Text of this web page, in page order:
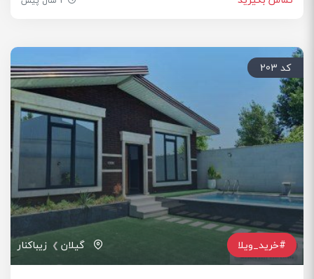
کد 203
#خرید_ویلا گیلان زیباکنار